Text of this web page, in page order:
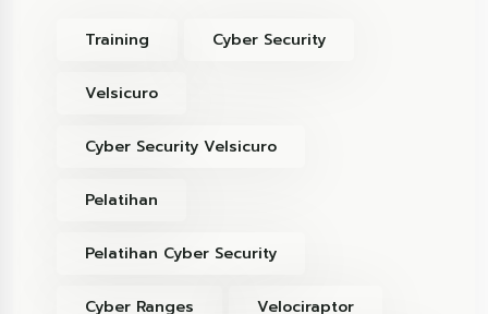
Training Cyber Security
Velsicuro
Cyber Security Velsicuro
Pelatihan
Pelatihan Cyber Security
Cyber Ranges Velociraptor